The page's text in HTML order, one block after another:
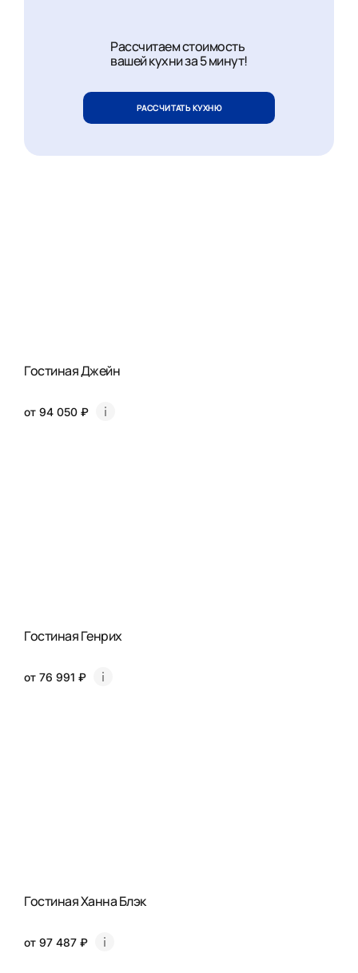
Рассчитаем стоимость
вашей кухни за 5 минут!
РАССЧИТАТЬ КУХНЮ
Гостиная Джейн
от 94 050 ₽
Гостиная Генрих
от 76 991 ₽
Гостиная Ханна Блэк
от 97 487 ₽